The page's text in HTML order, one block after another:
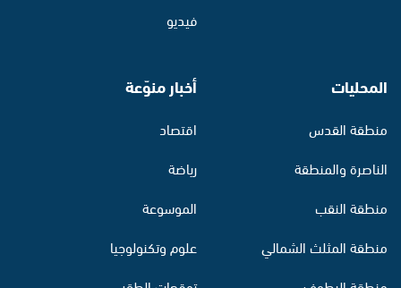
فيديو
المحليات
منطقة القدس
الناصرة والمنطقة
منطقة النقب
منطقة المثلث الشمالي
أخبار منوّعة
اقتصاد
رياضة
الموسوعة
علوم وتكنولوجيا